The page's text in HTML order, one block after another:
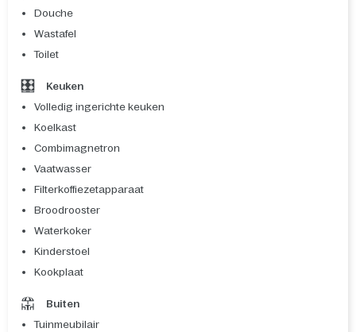
Douche
Wastafel
Toilet
Keuken
Volledig ingerichte keuken
Koelkast
Combimagnetron
Vaatwasser
Filterkoffiezetapparaat
Broodrooster
Waterkoker
Kinderstoel
Kookplaat
Buiten
Tuinmeubilair